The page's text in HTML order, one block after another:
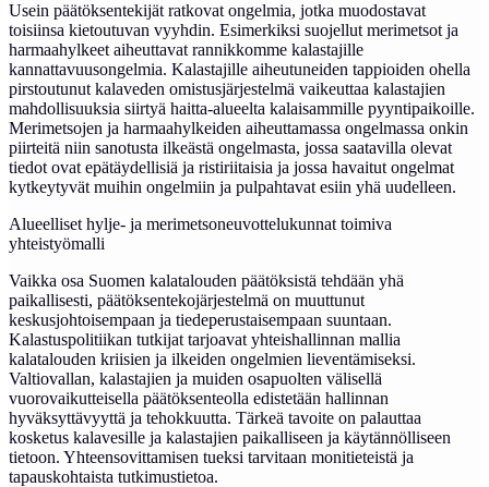
Usein päätöksentekijät ratkovat ongelmia, jotka muodostavat
toisiinsa kietoutuvan vyyhdin. Esimerkiksi suojellut merimetsot ja
harmaahylkeet aiheuttavat rannikkomme kalastajille
kannattavuusongelmia. Kalastajille aiheutuneiden tappioiden ohella
pirstoutunut kalaveden omistusjärjestelmä vaikeuttaa kalastajien
mahdollisuuksia siirtyä haitta-alueelta kalaisammille pyyntipaikoille.
Merimetsojen ja harmaahylkeiden aiheuttamassa ongelmassa onkin
piirteitä niin sanotusta ilkeästä ongelmasta, jossa saatavilla olevat
tiedot ovat epätäydellisiä ja ristiriitaisia ja jossa havaitut ongelmat
kytkeytyvät muihin ongelmiin ja pulpahtavat esiin yhä uudelleen.
Alueelliset hylje- ja merimetsoneuvottelukunnat toimiva
yhteistyömalli
Vaikka osa Suomen kalatalouden päätöksistä tehdään yhä
paikallisesti, päätöksentekojärjestelmä on muuttunut
keskusjohtoisempaan ja tiedeperustaisempaan suuntaan.
Kalastuspolitiikan tutkijat tarjoavat yhteishallinnan mallia
kalatalouden kriisien ja ilkeiden ongelmien lieventämiseksi.
Valtiovallan, kalastajien ja muiden osapuolten välisellä
vuorovaikutteisella päätöksenteolla edistetään hallinnan
hyväksyttävyyttä ja tehokkuutta. Tärkeä tavoite on palauttaa
kosketus kalavesille ja kalastajien paikalliseen ja käytännölliseen
tietoon. Yhteensovittamisen tueksi tarvitaan monitieteistä ja
tapauskohtaista tutkimustietoa.